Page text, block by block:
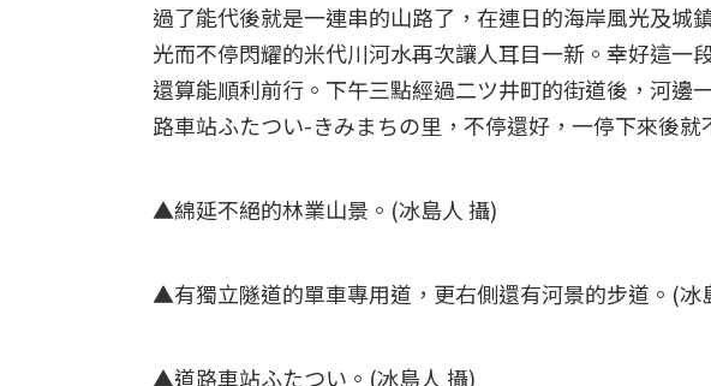
過了能代後就是一連串的山路了，在連日的海岸風光及城
光而不停閃耀的米代川河水再次讓人耳目一新。幸好這一
還算能順利前行。下午三點經過二ツ井町的街道後，河邊
路車站ふたつい-きみまちの里，不停還好，一停下來後就
▲綿延不絕的林業山景。(冰島人 攝)
▲有獨立隧道的單車專用道，更右側還有河景的步道。(冰
▲道路車站ふたつい。(冰島人 攝)